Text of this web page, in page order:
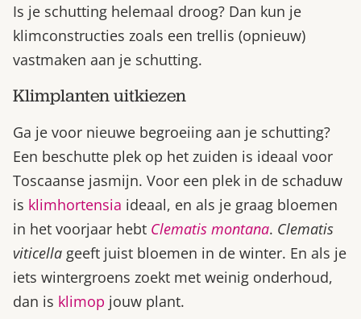
Is je schutting helemaal droog? Dan kun je
klimconstructies zoals een trellis (opnieuw)
vastmaken aan je schutting.
Klimplanten uitkiezen
Ga je voor nieuwe begroeiing aan je schutting?
Een beschutte plek op het zuiden is ideaal voor
Toscaanse jasmijn. Voor een plek in de schaduw
is klimhortensia ideaal, en als je graag bloemen
in het voorjaar hebt Clematis montana. Clematis
viticella geeft juist bloemen in de winter. En als je
iets wintergroens zoekt met weinig onderhoud,
dan is klimop jouw plant.